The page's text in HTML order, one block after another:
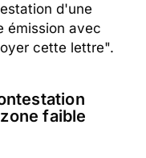
d'une
émission avec
cette lettre".
faible